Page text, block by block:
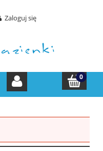
Zaloguj się